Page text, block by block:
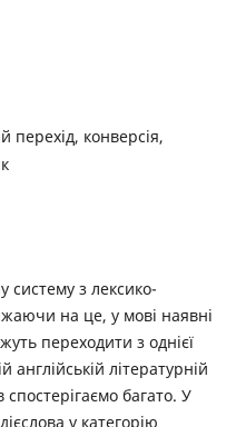
перехід, конверсія,
систему з лексико-
на це, у мові наявні
переходити з однієї
літературній
спостерігаємо багато. У
у категорію